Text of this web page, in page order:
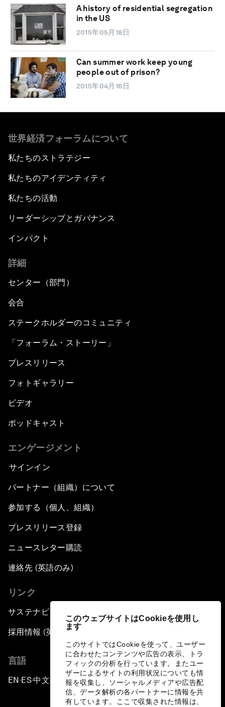
このウェブサイトはCookieを使用し
ます
このサイトではCookieを使って、ユーザー
に合わせたコンテンツや広告の表示、トラ
フィックの分析を行っています。またユー
ザーによるサイトの利用状況についても情
報を収集し、ソーシャルメディアや広告配
信、データ解析の各パートナーに情報を共
有しています。ここで収集された情報は、
A history of residential segregation
in the US
2015年05月18日
Can summer work keep young
people out of prison?
2015年04月16日
世界経済フォーラムについて
私たちのストラテジー
私たちのアイデンティティ
私たちの活動
リーダーシップとガバナンス
インパクト
詳細
センター（部門）
会合
ステークホルダーのコミュニティ
「フォーラム・ストーリー」
プレスリリース
フォトギャラリー
ビデオ
ポッドキャスト
エンゲージメント
サインイン
パートナー（組織）について
参加する（個人、組織）
プレスリリース登録
ニュースレター購読
連絡先 (英語のみ)
リンク
サステナビリティへの取り組み
採用情報 (英語のみ)
言語
EN ▪ES▪中文▪ 日本語